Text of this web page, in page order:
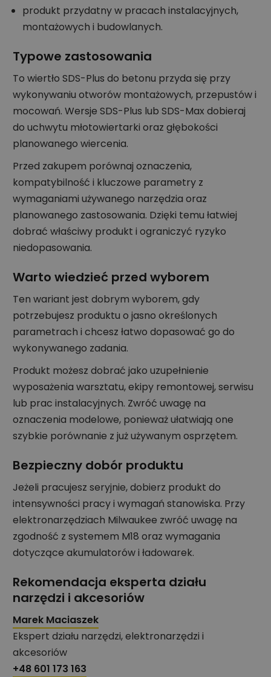
produkt przydatny w pracach instalacyjnych,
montażowych i budowlanych.
Typowe zastosowania
To wiertło SDS-Plus do betonu przyda się przy
wykonywaniu otworów montażowych, przepustów i
mocowań. Wersje SDS-Plus lub SDS-Max dobieraj
do uchwytu młotowiertarki oraz głębokości
planowanego wiercenia.
Przed zakupem porównaj oznaczenia,
kompatybilność i kluczowe parametry z
wymaganiami używanego narzędzia oraz
planowanego zastosowania. Dzięki temu łatwiej
dobrać właściwy produkt i ograniczyć ryzyko
niedopasowania.
Warto wiedzieć przed wyborem
Ten wariant jest dobrym wyborem, gdy
potrzebujesz produktu o jasno określonych
parametrach i chcesz łatwo dopasować go do
wykonywanego zadania.
Produkt możesz dobrać jako uzupełnienie
wyposażenia warsztatu, ekipy remontowej, serwisu
lub prac instalacyjnych. Zwróć uwagę na
oznaczenia modelowe, ponieważ ułatwiają one
szybkie porównanie z już używanym osprzętem.
Bezpieczny dobór produktu
Jeżeli pracujesz seryjnie, dobierz produkt do
intensywności pracy i wymagań stanowiska. Przy
elektronarzędziach Milwaukee zwróć uwagę na
zgodność z systemem M18 oraz wymagania
dotyczące akumulatorów i ładowarek.
Rekomendacja eksperta działu
narzędzi i akcesoriów
Marek Maciaszek
Ekspert działu narzędzi, elektronarzędzi i
akcesoriów
+48 601 173 163